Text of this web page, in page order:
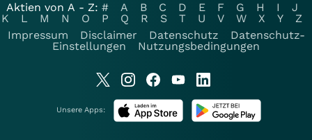
Aktien von A - Z: # A B C D E F G H I
J
K
L M N O P Q R S T U V W X Y
Z
Impressum
Disclaimer Datenschutz
Datenschutz-
Einstellungen
Nutzungsbedingungen
Unsere Apps: